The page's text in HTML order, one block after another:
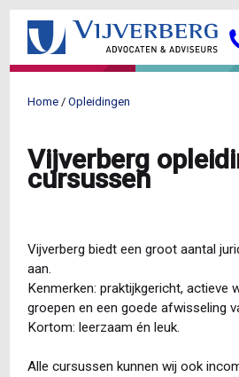
Overslaan
de
gaanHome Opleidingen
Vijverberg
cursussen
Vijverberg biedt een groot aantal
aan.
Kenmerken: praktijkgericht, actieve
groepen en een goede afwisseling
Kortom: leerzaam én leuk.
Alle cursussen kunnen wij ook